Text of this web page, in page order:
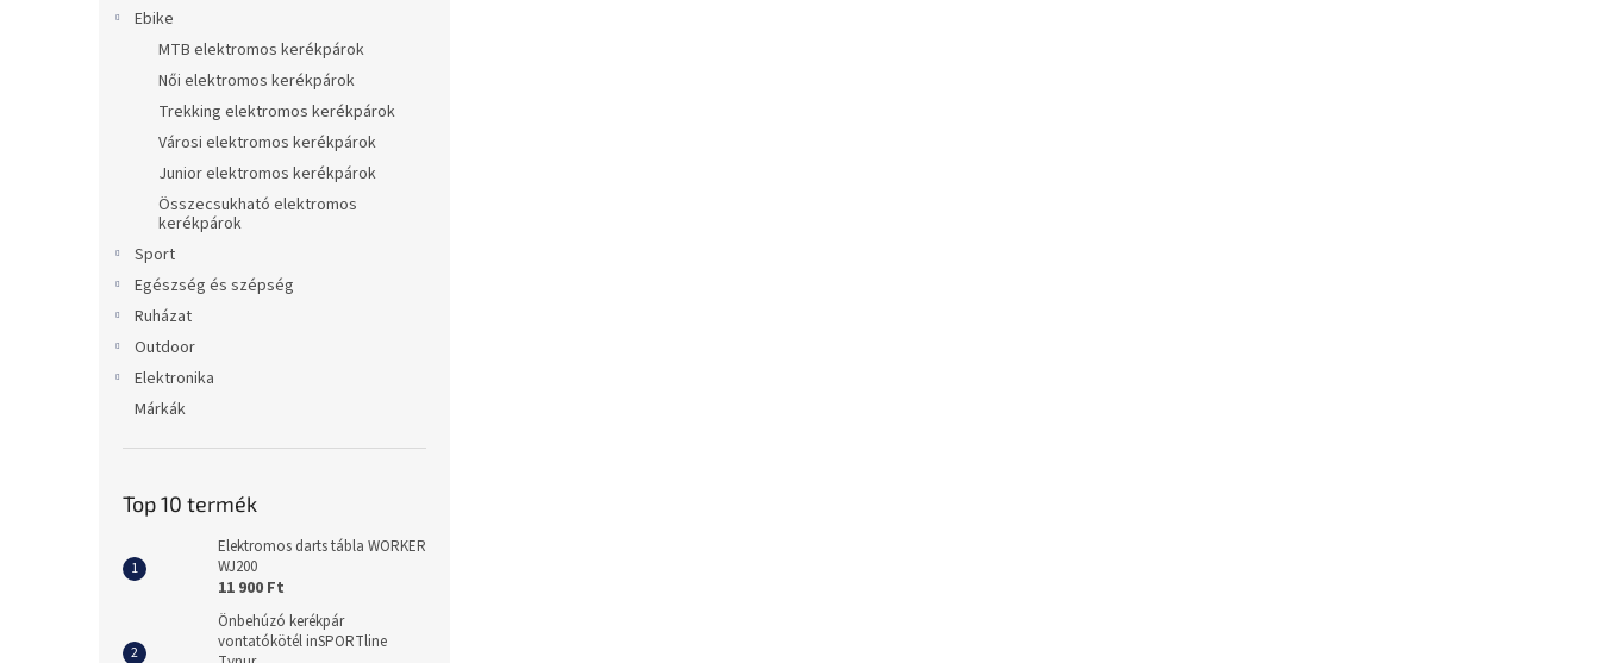
Ebike
MTB elektromos kerékpárok
Női elektromos kerékpárok
Trekking elektromos kerékpárok
Városi elektromos kerékpárok
Junior elektromos kerékpárok
Összecsukható elektromos
kerékpárok
Sport
Egészség és szépség
Ruházat
Outdoor
Elektronika
Márkák
Top 10 termék
Elektromos darts tábla WORKER
WJ200
11 900 Ft
Önbehúzó kerékpár
vontatókötél inSPORTline